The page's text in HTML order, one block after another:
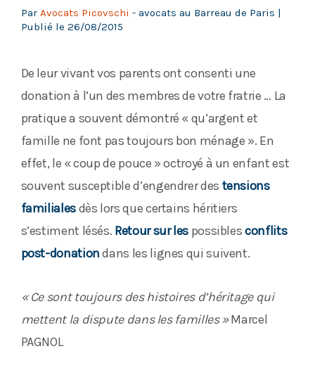
Par Avocats Picovschi - avocats au Barreau de Paris |
Publié le 26/08/2015
De leur vivant vos parents ont consenti une
donation à l’un des membres de votre fratrie … La
pratique a souvent démontré « qu’argent et
famille ne font pas toujours bon ménage ». En
effet, le « coup de pouce » octroyé à un enfant est
souvent susceptible d’engendrer des tensions
familialesdès lors que certains héritiers
s’estiment lésés. Retour sur les possiblesconflits
post-donationdans les lignes qui suivent.
« Ce sont toujours des histoires d’héritage qui
mettent la dispute dans les familles »Marcel
PAGNOL